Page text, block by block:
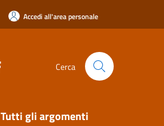
Accedi all'area personale
Cerca
Tutti gli argomenti